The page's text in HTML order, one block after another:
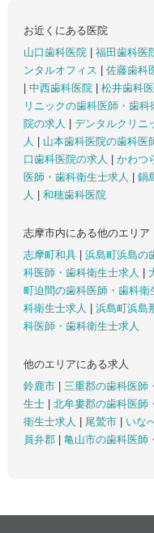
お近くにある医院
山口歯科医院
福田歯科医
ンタルオフィス
佐藤歯科
中西歯科医院 松井歯科
リニックの歯科医師・歯科
院の求人
デンタルクリニ
人
山本歯科医院の歯科医
口歯科医院の求人
かわつ
医師・歯科衛生士求人
鍋
人
和穂歯科医院
志摩市内にある他のエリア
志摩町和具
浜島町浜島の
科医師・歯科衛生士求人
町迫間の歯科医師・歯科衛
科衛生士求人
浜島町浜島
科医師・歯科衛生士求人
他のエリアにある求人
鈴鹿市
三重郡の歯科医師
生士
北牟婁郡の歯科医師
衛生士求人
尾鷲市 いな
員弁郡
亀山市の歯科医師